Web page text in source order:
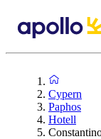
Cypern
Paphos
Hotell